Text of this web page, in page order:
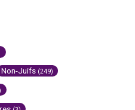
Non-Juifs (249)